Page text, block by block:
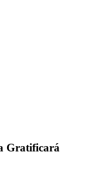
Gratificará